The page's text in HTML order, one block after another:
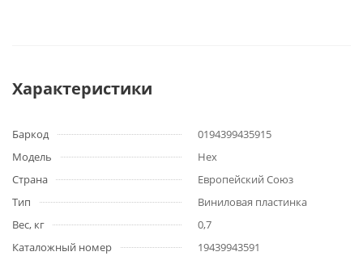
Характеристики
Баркод
0194399435915
Модель
Hex
Страна
Европейский Союз
Тип
Виниловая пластинка
Вес, кг
0,7
Каталожный номер
19439943591